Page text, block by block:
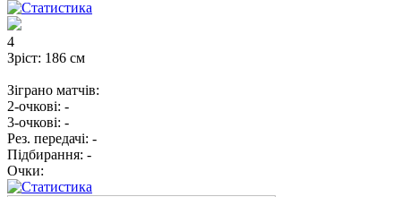
4
Зріст: 186 см
Зіграно матчів:
2-очкові: -
3-очкові: -
Рез. передачі: -
Підбирання: -
Очки: